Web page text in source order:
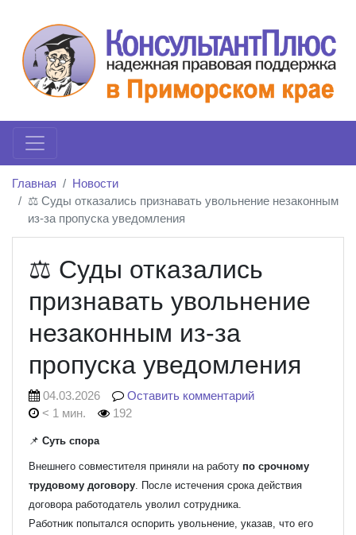
Главная
Новости
⚖️ Суды отказались признавать увольнение незаконным
из-за пропуска уведомления
⚖️ Суды отказались
признавать увольнение
незаконным из-за
пропуска уведомления
04.03.2026
Оставить комментарий
< 1 мин.
192
📌 Суть спора
Внешнего совместителя приняли на работу по срочному
трудовому договору . После истечения срока действия
договора работодатель уволил сотрудника.
Работник попытался оспорить увольнение, указав, что его